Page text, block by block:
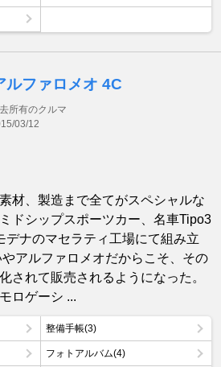
ルファロメオ 4C
所有のクルマ
03/12
材、製造まで全てがスペシャルな
ドシップスポーツカー、名車Tipo3
デナのマセラティ工場にて組み立
アルファロメオだからこそ、その
されて販売されるようになった。
ロゲーシ ...
整備手帳(3)
フォトアルバム(4)